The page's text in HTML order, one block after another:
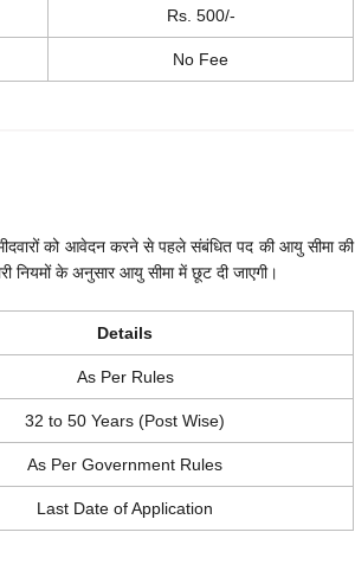
Rs. 500/-
No Fee
को आवेदन करने से पहले संबंधित पद की आयु सीमा की
नियमों के अनुसार आयु सीमा में छूट दी जाएगी।
Details
As Per Rules
32 to 50 Years (Post Wise)
As Per Government Rules
Last Date of Application